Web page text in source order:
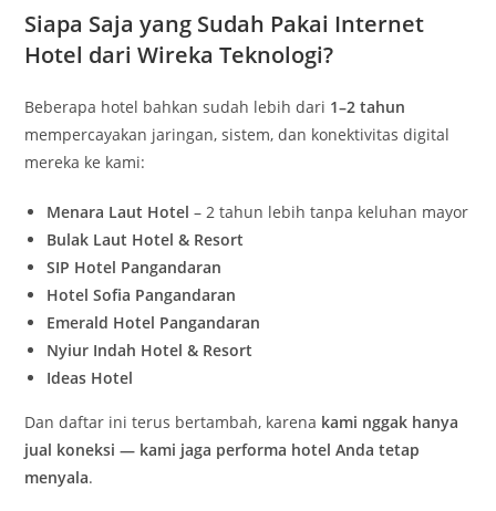
Siapa Saja yang Sudah Pakai Internet
Hotel dari Wireka Teknologi?
Beberapa hotel bahkan sudah lebih dari 1–2 tahun
mempercayakan jaringan, sistem, dan konektivitas digital
mereka ke kami:
Menara Laut Hotel – 2 tahun lebih tanpa keluhan mayor
Bulak Laut Hotel & Resort
SIP Hotel Pangandaran
Hotel Sofia Pangandaran
Emerald Hotel Pangandaran
Nyiur Indah Hotel & Resort
Ideas Hotel
Dan daftar ini terus bertambah, karena kami nggak hanya
jual koneksi — kami jaga performa hotel Anda tetap
menyala.